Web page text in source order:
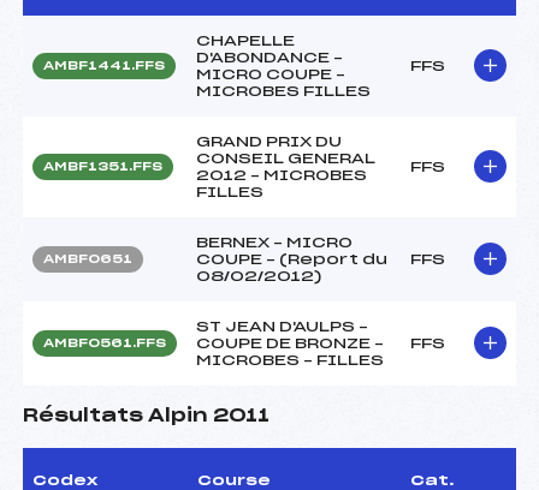
AMBF1441.FFS
CHAPELLE
D'ABONDANCE –
MICRO COUPE –
MICROBES FILLES
FFS
AMBF1351.FFS
GRAND PRIX DU
CONSEIL GENERAL
2012 – MICROBES
FILLES
FFS
AMBF0651
BERNEX – MICRO
COUPE – (Report du
08/02/2012)
FFS
AMBF0561.FFS
ST JEAN D'AULPS –
COUPE DE BRONZE –
MICROBES – FILLES
FFS
Résultats Alpin 2011
Codex Course Cat.